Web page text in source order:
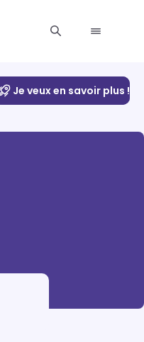
Je veux en savoir plus !